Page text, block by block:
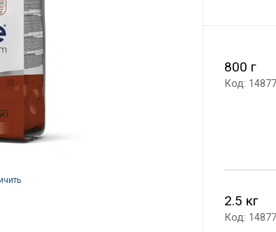
800 г
Код:
2.5 кг
Код: